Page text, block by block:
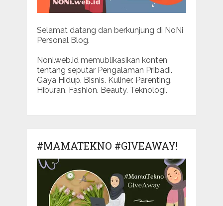
Selamat datang dan berkunjung di NoNi
Personal Blog.
Noni.web.id memublikasikan konten
tentang seputar Pengalaman Pribadi.
Gaya Hidup. Bisnis. Kuliner. Parenting.
Hiburan. Fashion. Beauty. Teknologi.
#MAMATEKNO #GIVEAWAY!